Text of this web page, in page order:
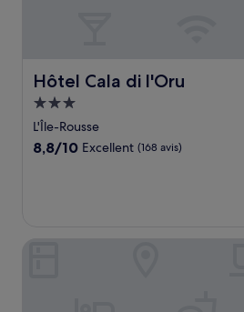
Hôtel Cala di l'Oru
Hôtel Cala di l'Oru
Hébergement
3.0 étoiles
L'Île-Rousse
8.8
8,8/10 Excellent (168 avis)